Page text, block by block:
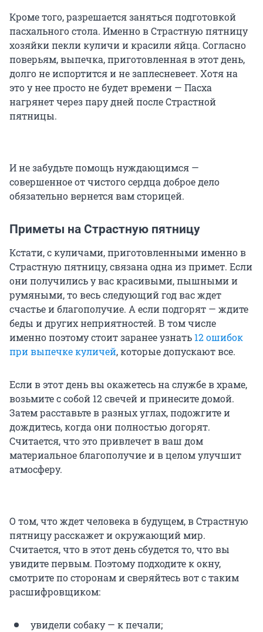
Кроме того, разрешается заняться подготовкой
пасхального стола. Именно в Страстную пятницу
хозяйки пекли куличи и красили яйца. Согласно
поверьям, выпечка, приготовленная в этот день,
долго не испортится и не заплесневеет. Хотя на
это у нее просто не будет времени — Пасха
нагрянет через пару дней после Страстной
пятницы.
И не забудьте помощь нуждающимся —
совершенное от чистого сердца доброе дело
обязательно вернется вам сторицей.
Приметы на Страстную пятницу
Кстати, с куличами, приготовленными именно в
Страстную пятницу, связана одна из примет. Если
они получились у вас красивыми, пышными и
румяными, то весь следующий год вас ждет
счастье и благополучие. А если подгорят — ждите
беды и других неприятностей. В том числе
именно поэтому стоит заранее узнать 12 ошибок
при выпечке куличей, которые допускают все.
Если в этот день вы окажетесь на службе в храме,
возьмите с собой 12 свечей и принесите домой.
Затем расставьте в разных углах, подожгите и
дождитесь, когда они полностью догорят.
Считается, что это привлечет в ваш дом
материальное благополучие и в целом улучшит
атмосферу.
О том, что ждет человека в будущем, в Страстную
пятницу расскажет и окружающий мир.
Считается, что в этот день сбудется то, что вы
увидите первым. Поэтому подходите к окну,
смотрите по сторонам и сверяйтесь вот с таким
расшифровщиком:
увидели собаку — к печали;